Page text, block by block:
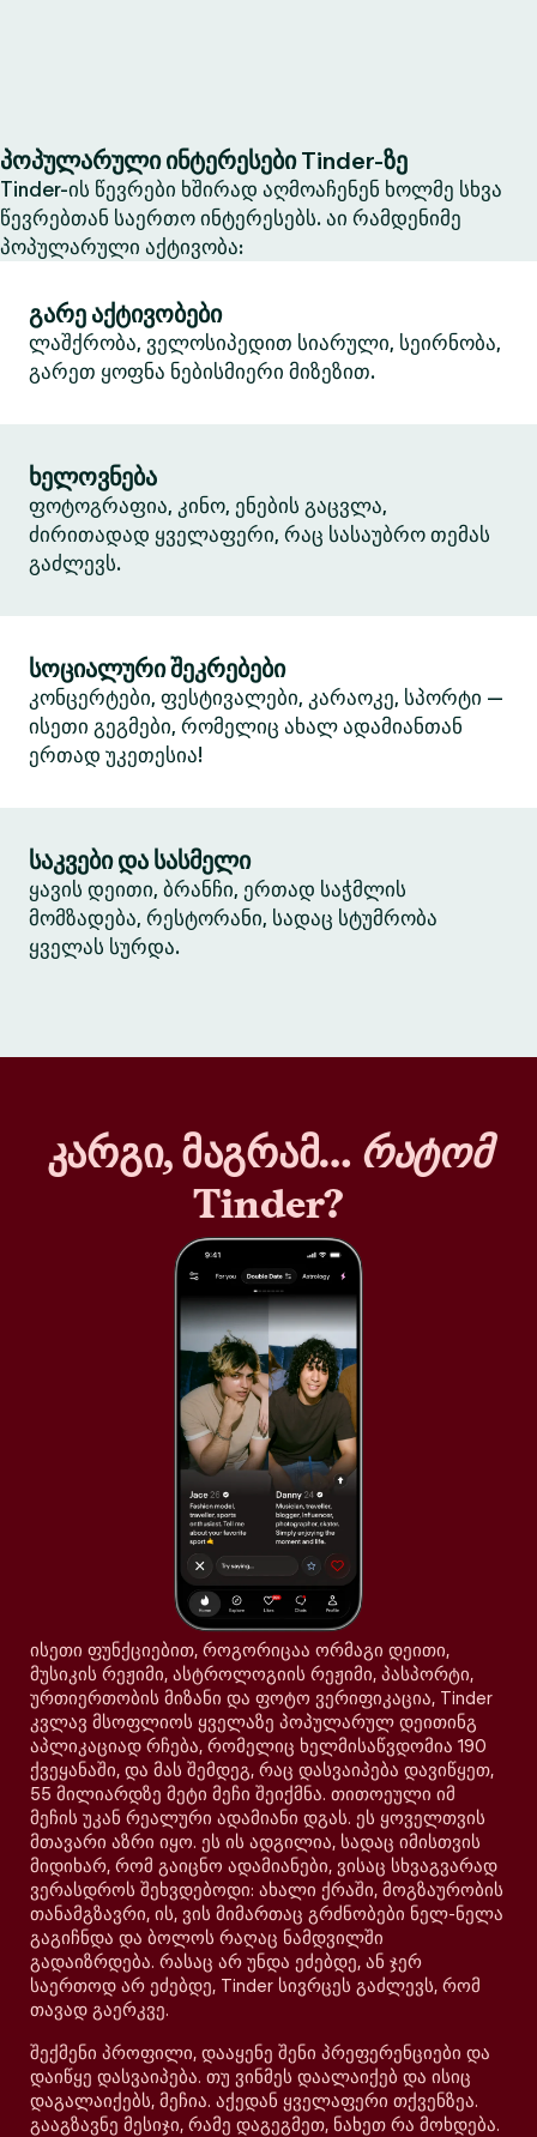
პოპულარული ინტერესები Tinder-ზე
Tinder-ის წევრები ხშირად აღმოაჩენენ ხოლმე სხვა
წევრებთან საერთო ინტერესებს. აი რამდენიმე
პოპულარული აქტივობა:
გარე აქტივობები
ლაშქრობა, ველოსიპედით სიარული, სეირნობა,
გარეთ ყოფნა ნებისმიერი მიზეზით.
ხელოვნება
ფოტოგრაფია, კინო, ენების გაცვლა,
ძირითადად ყველაფერი, რაც სასაუბრო თემას
გაძლევს.
სოციალური შეკრებები
კონცერტები, ფესტივალები, კარაოკე, სპორტი —
ისეთი გეგმები, რომელიც ახალ ადამიანთან
ერთად უკეთესია!
საკვები და სასმელი
ყავის დეითი, ბრანჩი, ერთად საჭმლის
მომზადება, რესტორანი, სადაც სტუმრობა
ყველას სურდა.
კარგი, მაგრამ… რატომ
Tinder?
ისეთი ფუნქციებით, როგორიცაა ორმაგი დეითი,
მუსიკის რეჟიმი, ასტროლოგიის რეჟიმი, პასპორტი,
ურთიერთობის მიზანი და ფოტო ვერიფიკაცია, Tinder
კვლავ მსოფლიოს ყველაზე პოპულარულ დეითინგ
აპლიკაციად რჩება, რომელიც ხელმისაწვდომია 190
ქვეყანაში, და მას შემდეგ, რაც დასვაიპება დავიწყეთ,
55 მილიარდზე მეტი მეჩი შეიქმნა. თითოეული იმ
მეჩის უკან რეალური ადამიანი დგას. ეს ყოველთვის
მთავარი აზრი იყო. ეს ის ადგილია, სადაც იმისთვის
მიდიხარ, რომ გაიცნო ადამიანები, ვისაც სხვაგვარად
ვერასდროს შეხვდებოდი: ახალი ქრაში, მოგზაურობის
თანამგზავრი, ის, ვის მიმართაც გრძნობები ნელ-ნელა
გაგიჩნდა და ბოლოს რაღაც ნამდვილში
გადაიზრდება. რასაც არ უნდა ეძებდე, ან ჯერ
საერთოდ არ ეძებდე, Tinder სივრცეს გაძლევს, რომ
თავად გაერკვე.
შექმენი პროფილი, დააყენე შენი პრეფერენციები და
დაიწყე დასვაიპება. თუ ვინმეს დაალაიქებ და ისიც
დაგალაიქებს, მეჩია. აქედან ყველაფერი თქვენზეა.
გააგზავნე მესიჯი, რამე დაგეგმეთ, ნახეთ რა მოხდება.